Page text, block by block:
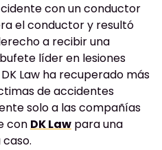
con un conductor
el conductor y resultó
a recibir una
líder en lesiones
Law ha recuperado más
de accidentes
solo a las compañías
con DK Law para una